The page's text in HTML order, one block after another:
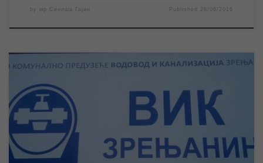
by мр Синиша Гајин Published 28/06/2016
Данас у јутарњим часовима дошло је до техничких проблема у
раду хлоринатора који хлорише воду у водоводној мрежи
града Зрењанина. То је разлог евентуалне појаве мириса
воде приликом коришћења исте. Наши радници раде на
отклањању проблема у функционисању хлоринатора, квар је
теже природе, али очекујемо да ће се тај проблем […]